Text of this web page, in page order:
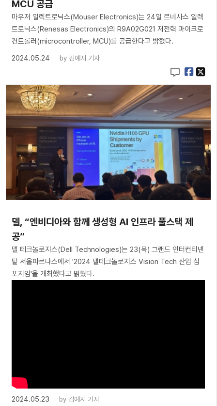
MCU 공급
마우저 일렉트로닉스(Mouser Electronics)는 24일 르네사스 일렉
트로닉스(Renesas Electronics)의 R9A02G021 저전력 마이크로
컨트롤러(microcontroller, MCU)를 공급한다고 밝혔다.
2024.05.24
by 김예지 기자
델, “엔비디아와 함께 생성형 AI 인프라 풀스택 제
공”
델 테크놀로지스(Dell Technologies)는 23(목) 그랜드 인터컨티넨
탈 서울파르나스에서 '2024 델테크놀로지스 Vision Tech 산업 심
포지엄'을 개최했다고 밝혔다.
2024.05.23 by 김예지 기자